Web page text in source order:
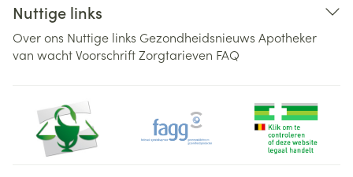
Nuttige links
Over ons Nuttige links Gezondheidsnieuws Apotheker
van wachtVoorschriftZorgtarieven FAQ